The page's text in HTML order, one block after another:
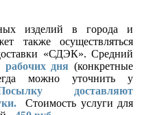
изделий в города и
также осуществляться
«СДЭК». Средний
дня (конкретные
можно уточнить у
доставляют
Стоимость услуги для